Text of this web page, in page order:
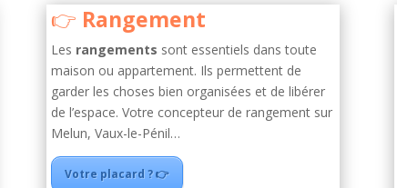
Rangement
Les rangements sont essentiels dans toute
maison ou appartement. Ils permettent de
garder les choses bien organisées et de libérer
de l’espace. Votre concepteur de rangement sur
Melun, Vaux-le-Pénil…
Votre placard ? 👉